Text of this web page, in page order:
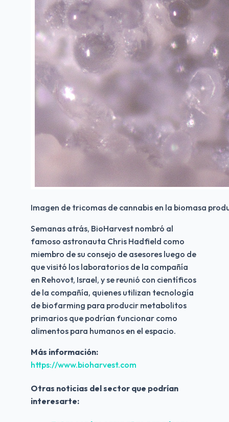
Imagen de tricomas de cannabis en la biomasa
Semanas atrás, BioHarvest nombró al
famoso astronauta Chris Hadfield como
miembro de su consejo de asesores luego de
que visitó los laboratorios de la compañía
en Rehovot, Israel, y se reunió con científicos
de la compañía, quienes utilizan tecnología
de biofarming para producir metabolitos
primarios que podrían funcionar como
alimentos para humanos en el espacio.
Más información:
https://www.bioharvest.com
Otras noticias del sector que podrían
interesarte: